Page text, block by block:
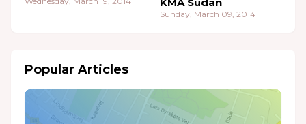
Sunday, March 09, 2014
Popular Articles